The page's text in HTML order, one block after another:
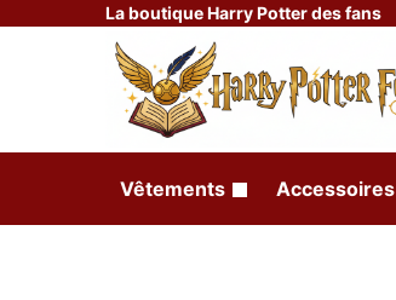
La boutique Harry Potter des fans
Vêtements Accessoires